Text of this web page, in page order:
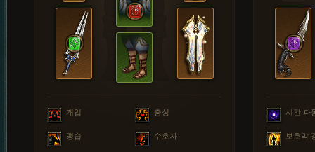
개입 충성
맹습 수호자
시간 파
보호막